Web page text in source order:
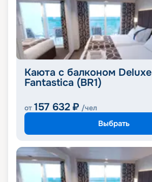
Каюта с балконом Deluxe
Fantastica (BR1)
от 157 632 ₽ /чел
Выбрать